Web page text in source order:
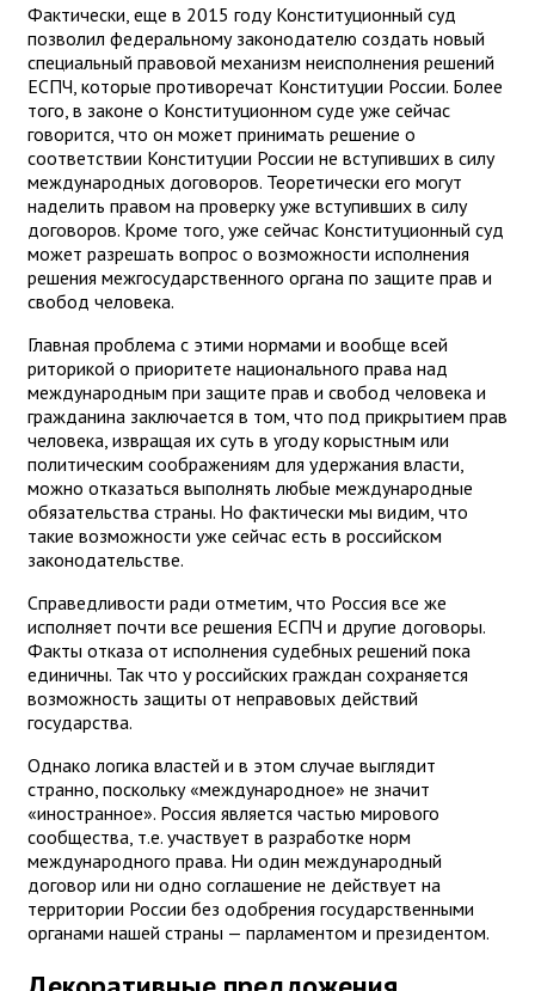
Фактически, еще в 2015 году Конституционный суд
позволил федеральному законодателю создать новый
специальный правовой механизм неисполнения решений
ЕСПЧ, которые противоречат Конституции России. Более
того, в законе о Конституционном суде уже сейчас
говорится, что он может принимать решение о
соответствии Конституции России не вступивших в силу
международных договоров. Теоретически его могут
наделить правом на проверку уже вступивших в силу
договоров. Кроме того, уже сейчас Конституционный суд
может разрешать вопрос о возможности исполнения
решения межгосударственного органа по защите прав и
свобод человека.
Главная проблема с этими нормами и вообще всей
риторикой о приоритете национального права над
международным при защите прав и свобод человека и
гражданина заключается в том, что под прикрытием прав
человека, извращая их суть в угоду корыстным или
политическим соображениям для удержания власти,
можно отказаться выполнять любые международные
обязательства страны. Но фактически мы видим, что
такие возможности уже сейчас есть в российском
законодательстве.
Справедливости ради отметим, что Россия все же
исполняет почти все решения ЕСПЧ и другие договоры.
Факты отказа от исполнения судебных решений пока
единичны. Так что у российских граждан сохраняется
возможность защиты от неправовых действий
государства.
Однако логика властей и в этом случае выглядит
странно, поскольку «международное» не значит
«иностранное». Россия является частью мирового
сообщества, т.е. участвует в разработке норм
международного права. Ни один международный
договор или ни одно соглашение не действует на
территории России без одобрения государственными
органами нашей страны — парламентом и президентом.